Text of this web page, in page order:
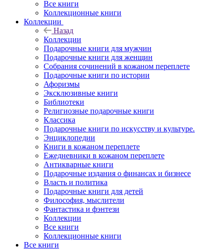
Все книги
Коллекционные книги
Коллекции
Назад
Коллекции
Подарочные книги для мужчин
Подарочные книги для женщин
Собрания сочинений в кожаном переплете
Подарочные книги по истории
Афоризмы
Эксклюзивные книги
Библиотеки
Религиозные подарочные книги
Классика
Подарочные книги по искусству и культуре.
Энциклопедии
Книги в кожаном переплете
Ежедневники в кожаном переплете
Антикварные книги
Подарочные издания о финансах и бизнесе
Власть и политика
Подарочные книги для детей
Философия, мыслители
Фантастика и фэнтези
Коллекции
Все книги
Коллекционные книги
Все книги